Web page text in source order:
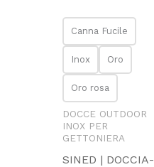
Canna Fucile
Inox Oro
Oro rosa
DOCCE OUTDOOR
INOX PER
GETTONIERA
SINED | DOCCIA-